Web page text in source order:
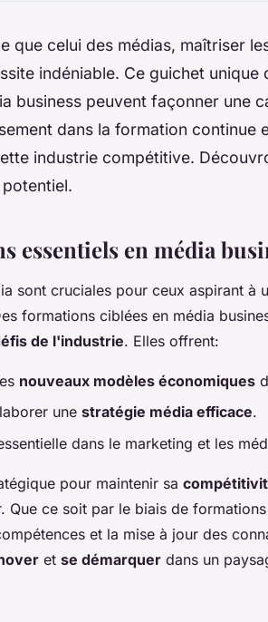
que celui des médias, maîtriser
indéniable. Ce guichet unique
business peuvent façonner une
dans la formation continue
industrie compétitive.
essentiels en média
sont cruciales pour ceux aspirant à
formations ciblées en média
de l'industrie. Elles offrent:
nouveaux modèles économiques
une stratégie média efficace.
dans le marketing et les
pour maintenir sa
Que ce soit par le biais de
et la mise à jour des
et se démarquer dans un